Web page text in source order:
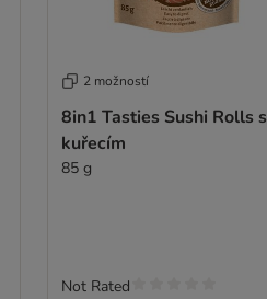
2 možností
8in1 Tasties Sushi Rolls s
kuřecím
85 g
Not Rated